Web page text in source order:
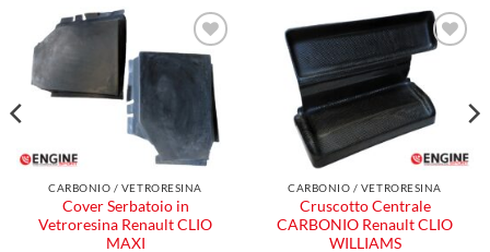
Aggiungi
alla lista
desideri
CARBONIO / VETRORESINA
Cover Serbatoio in
Vetroresina Renault CLIO
MAXI
desideri
CARBONIO / VETRORESINA
Cruscotto Centrale
CARBONIO Renault CLIO
WILLIAMS